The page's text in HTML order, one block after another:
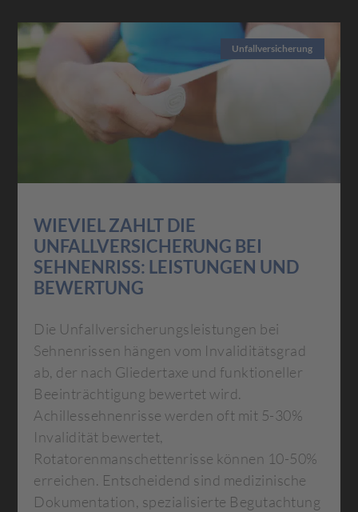
Unfallversicherung
WIEVIEL ZAHLT DIE
UNFALLVERSICHERUNG BEI
SEHNENRISS: LEISTUNGEN UND
BEWERTUNG
Die Unfallversicherungsleistungen bei
Sehnenrissen hängen vom Invaliditätsgrad
ab, der nach Gliedertaxe und funktioneller
Beeinträchtigung bewertet wird.
Achillessehnenrisse werden oft mit 5-30%
Invalidität bewertet,
Rotatorenmanschettenrisse können 10-50%
erreichen. Entscheidend sind medizinische
Dokumentation, spezialisierte Begutachtung